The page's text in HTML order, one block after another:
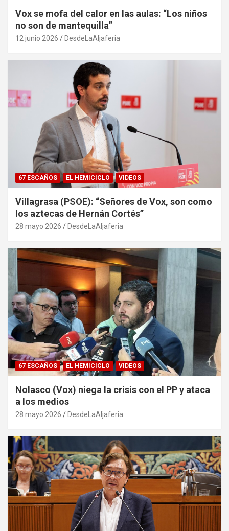
Vox se mofa del calor en las aulas: “Los niños
no son de mantequilla”
12 junio 2026 DesdeLaAljaferia
67 ESCAÑOS EL HEMICICLO VIDEOS
Villagrasa (PSOE): “Señores de Vox, son como
los aztecas de Hernán Cortés”
28 mayo 2026 DesdeLaAljaferia
67 ESCAÑOS EL HEMICICLO VIDEOS
Nolasco (Vox) niega la crisis con el PP y ataca
a los medios
28 mayo 2026 DesdeLaAljaferia